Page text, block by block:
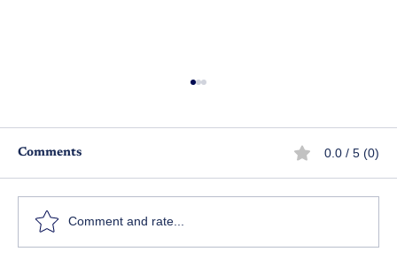
ఊహలే నిజమాయె
Comments 0.0 / 5 (0)
Comment and rate...